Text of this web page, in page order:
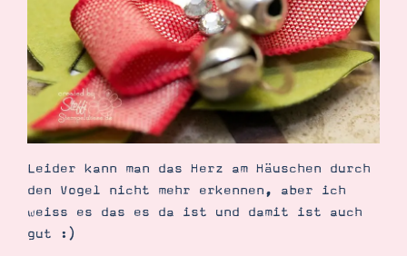
Leider kann man das Herz am Häuschen durch
den Vogel nicht mehr erkennen, aber ich
weiss es das es da ist und damit ist auch
gut :)